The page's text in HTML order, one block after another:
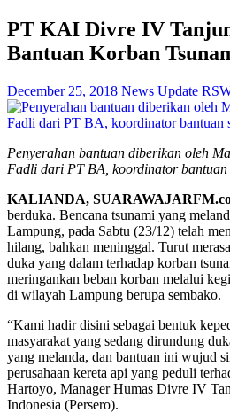
PT KAI Divre IV
Bantuan Korban
December 25, 2018 News Update
Penyerahan bantuan diberikan oleh
Fadli dari PT BA, koordinator bantuan
KALIANDA,
berduka. Bencana tsunami yang
Lampung, pada Sabtu (23/12) telah
hilang, bahkan meninggal. Turut
duka yang dalam terhadap korban
meringankan beban korban melalui
di wilayah Lampung berupa sembako.
“Kami hadir disini sebagai bentuk
masyarakat yang sedang dirundung
yang melanda, dan bantuan ini wujud
perusahaan kereta api yang peduli
Hartoyo, Manager Humas Divre IV
Indonesia (Persero).